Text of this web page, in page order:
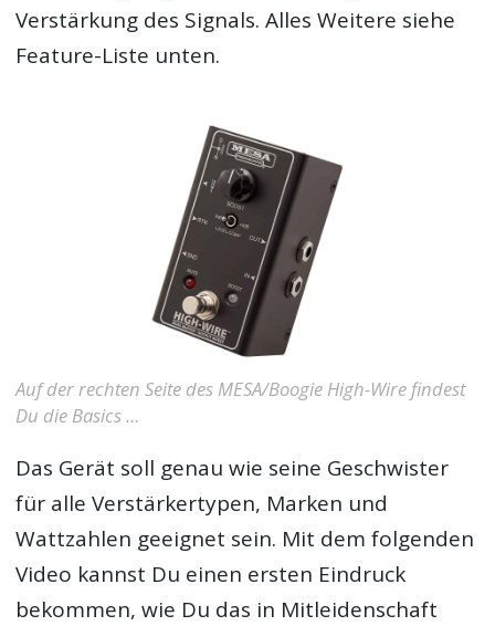
Verstärkung des Signals. Alles Weitere siehe
Feature-Liste unten.
Auf der rechten Seite des MESA/Boogie High-Wire findest
Du die Basics …
Das Gerät soll genau wie seine Geschwister
für alle Verstärkertypen, Marken und
Wattzahlen geeignet sein. Mit dem folgenden
Video kannst Du einen ersten Eindruck
bekommen, wie Du das in Mitleidenschaft